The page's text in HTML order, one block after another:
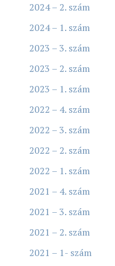
2024 – 2. szám
2024 – 1. szám
2023 – 3. szám
2023 – 2. szám
2023 – 1. szám
2022 – 4. szám
2022 – 3. szám
2022 – 2. szám
2022 – 1. szám
2021 – 4. szám
2021 – 3. szám
2021 – 2. szám
2021 – 1- szám